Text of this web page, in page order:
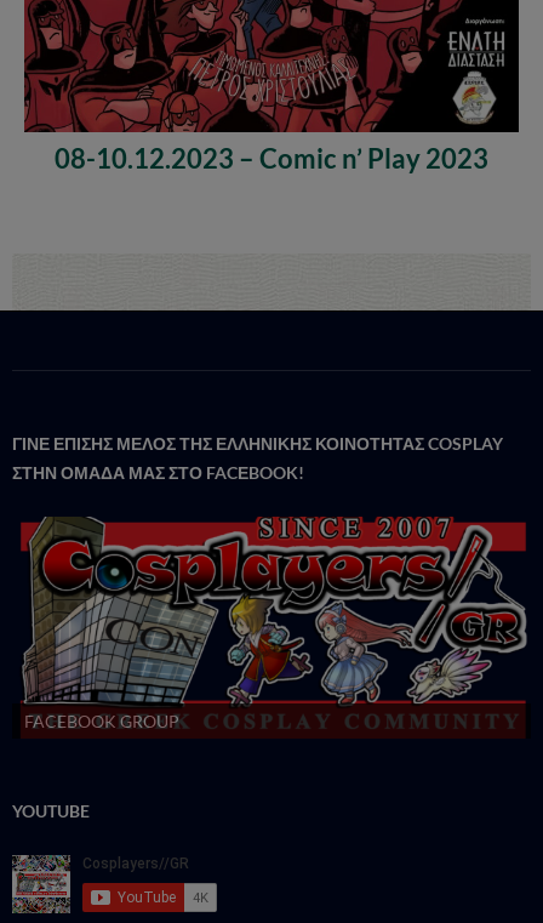
08-10.12.2023 – Comic n’ Play 2023
ΓΙΝΕ ΕΠΙΣΗΣ ΜΕΛΟΣ ΤΗΣ ΕΛΛΗΝΙΚΗΣ ΚΟΙΝΟΤΗΤΑΣ COSPLAY
ΣΤΗΝ ΟΜΑΔΑ ΜΑΣ ΣΤΟ FACΕBOOK!
FACEBOOK GROUP
YOUTUBE